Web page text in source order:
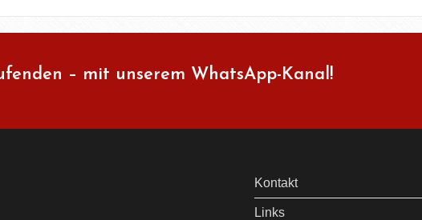
– mit unserem WhatsApp-Kanal!
Kontakt
Links